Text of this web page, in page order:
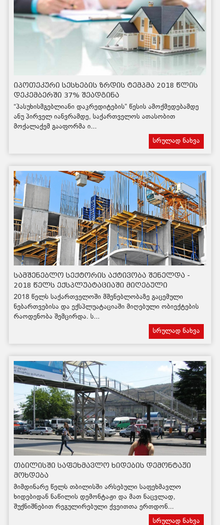
იპოთეკური სესხების ზრდის ტემპმა 2018 წლის
დეკემბერში 37% შეადგინა
“პასუხისმგებლიანი დაკრედიტების” წესის ამოქმედებამდე
ანუ პირველ იანვრამდე, საქართველოს ათასობით
მოქალაქემ გააფორმა ი...
სრულად ნახვა
სამშენებლო სექტორის აქტივობა შენელდა -
2018 წელს ექსპლუატაციაში მიღებული
ობიექტების რაოდენობა 13,8%-ით შემცირდა
2018 წელს საქართველოში მშენებლობაზე გაცემული
ნებართვებისა და ექსპლუატაციაში მიღებული ობიექტების
რაოდენობა შემცირდა. ს...
სრულად ნახვა
თბილისში საფეხმავლო ხიდების დემონტაჟი
მოხდება
მიმდინარე წელს თბილისში არსებული საფეხმავლო
ხიდებიდან ნაწილის დემონტაჟი და მათ ნაცვლად,
შუქნიშნებით რეგულირებული ქვეითთა ერთდონ...
სრულად ნახვა